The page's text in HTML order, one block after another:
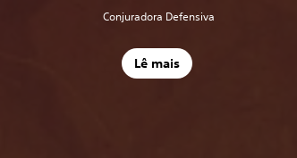
Conjuradora Defensiva
Lê mais